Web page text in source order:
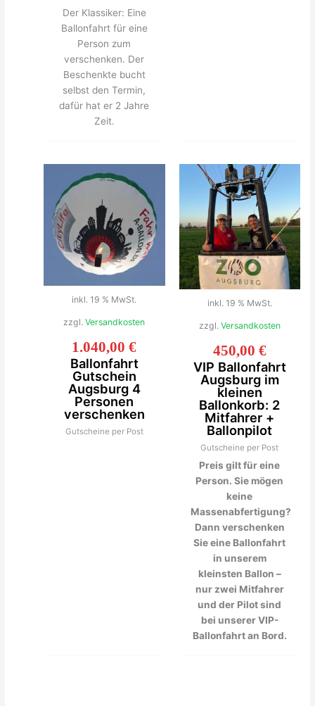
Der Klassiker: Eine
Ballonfahrt für eine
Person zum
verschenken. Der
Beschenkte bucht
selbst den Termin,
dafür hat er 2 Jahre
Zeit.
inkl. 19 % MwSt.
zzgl.Versandkosten
1.040,00€
Ballonfahrt
Gutschein
Augsburg 4
Personen
verschenken
Gutscheine per Post
inkl. 19 % MwSt.
zzgl. Versandkosten
450,00 €
VIP Ballonfahrt
Augsburg im
kleinen
Ballonkorb: 2
Mitfahrer +
Ballonpilot
Gutscheine per Post
Preis gilt für eine
Person. Sie mögen
keine
Massenabfertigung?
Dann verschenken
Sie eine Ballonfahrt
in unserem
kleinsten Ballon –
nur zwei Mitfahrer
und der Pilot sind
bei unserer VIP-
Ballonfahrt an Bord.